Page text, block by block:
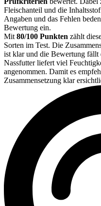
Fleischanteil und die
Angaben und das Fehlen
Bewertung ein.
Mit 80/100 Punkten zählt
Sorten im Test. Die
ist klar und die Bewertung fällt
Nassfutter liefert viel
angenommen. Damit es
Zusammensetzung klar